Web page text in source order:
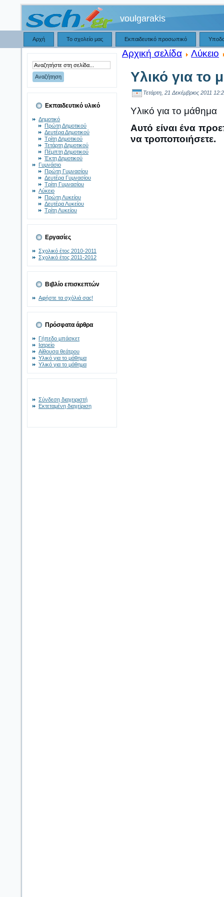
voulgarakis
Αρχή Το σχολείο μας Εκπαιδευτικό προσωπικό
Εκπαιδευτικό υλικό
Δημοτικό
Πρώτη Δημοτικού
Δευτέρα Δημοτικού
Τρίτη Δημοτικού
Τετάρτη Δημοτικού
Πέμπτη Δημοτικού
Έκτη Δημοτικού
Γυμνάσιο
Πρώτη Γυμνασίου
Δευτέρα Γυμνασίου
Τρίτη Γυμνασίου
Λύκειο
Πρώτη Λυκείου
Δευτέρα Λυκείου
Τρίτη Λυκείου
Εργασίες
Σχολικό έτος 2010-2011
Σχολικό έτος 2011-2012
Βιβλίο επισκεπτών
Αφήστε τα σχόλιά σας!
Πρόσφατα άρθρα
Γήπεδο μπάσκετ
Ιατρείο
Αίθουσα θεάτρου
Υλικό για το μάθημα
Υλικό για το μάθημα
Σύνδεση διαχειριστή
Εκτεταμένη διαχείριση
Αρχική σελίδα Λύκειο
Υλικό για το
Τετάρτη, 21 Δεκέμβριος 2011
Υλικό για το μάθημα
Αυτό είναι ένα
να τροποποιήσετε.